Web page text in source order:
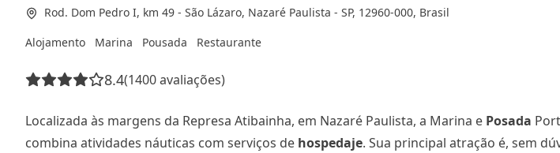
Rod. Dom Pedro I, km 49 - São Lázaro, Nazaré Paulista - SP, 12960-000, Brasil
Alojamento Marina Pousada Restaurante
8.4(1400 avaliações)
Localizada às margens da Represa Atibainha, em Nazaré Paulista, a Marina e Posada
combina atividades náuticas com serviços de hospedaje. Sua principal atração é, sem